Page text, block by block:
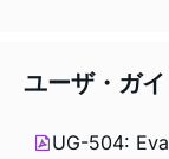
ユーザ・ガ
UG-504: